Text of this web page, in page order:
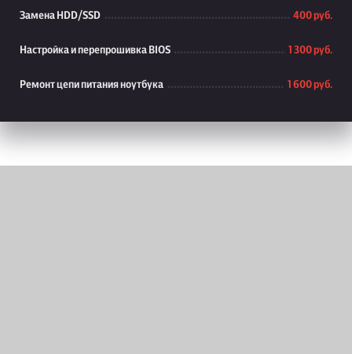
Замена HDD/SSD 400 руб.
Настройка и перепрошивка BIOS 1 300 руб.
Ремонт цепи питания ноутбука 1 600 руб.